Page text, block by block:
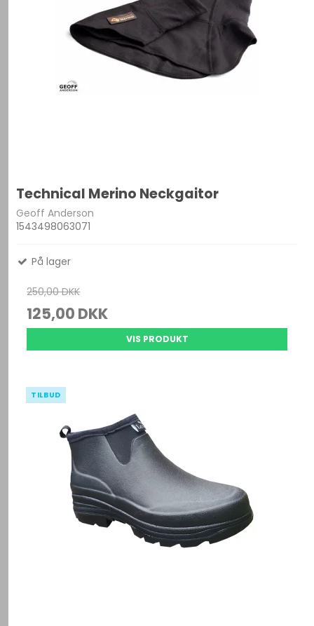
Technical Merino Neckgaitor
Geoff Anderson
1543498063071
På lager
250,00 DKK
125,00 DKK
VIS PRODUKT
TILBUD